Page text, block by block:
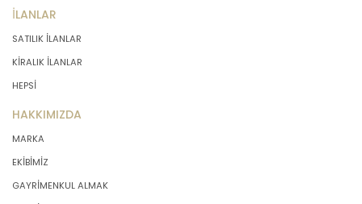
İLANLAR
SATILIK İLANLAR
KİRALIK İLANLAR
HEPSİ
HAKKIMIZDA
MARKA
EKİBİMİZ
GAYRİMENKUL ALMAK